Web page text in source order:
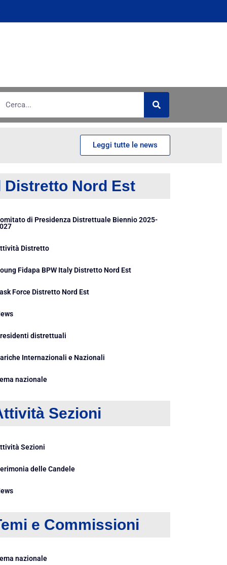
Leggi tutte le news
Distretto Nord Est
di Presidenza Distrettuale Biennio 2025-
Distretto
Fidapa BPW Italy Distretto Nord Est
Force Distretto Nord Est
distrettuali
Internazionali e Nazionali
nazionale
Sezioni
Sezioni
delle Candele
e Commissioni
nazionale